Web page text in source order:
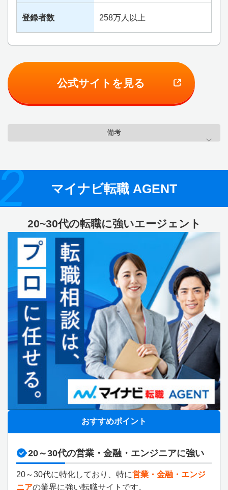
登録者数 258万人以上
公式サイトを見る
備考
マイナビ転職 AGENT
20~30代の転職に強いエージェント
おすすめポイント
20～30代の営業・金融・エンジニアに強い
20～30代に特化しており、特に営業・金融・エンジ
ニアの業界に強い転職サイトです。